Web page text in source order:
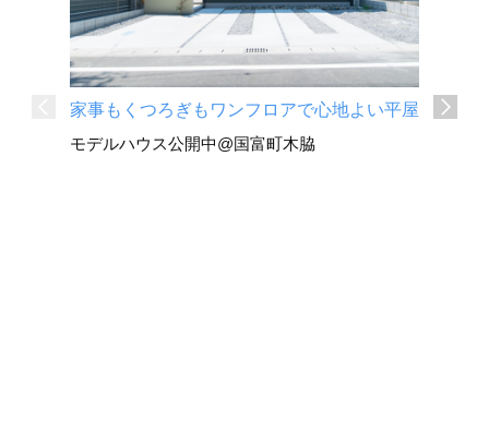
家事もくつろぎもワンフロアで心地よい平屋
モデルハウス公開中@国富町木脇
深い軒